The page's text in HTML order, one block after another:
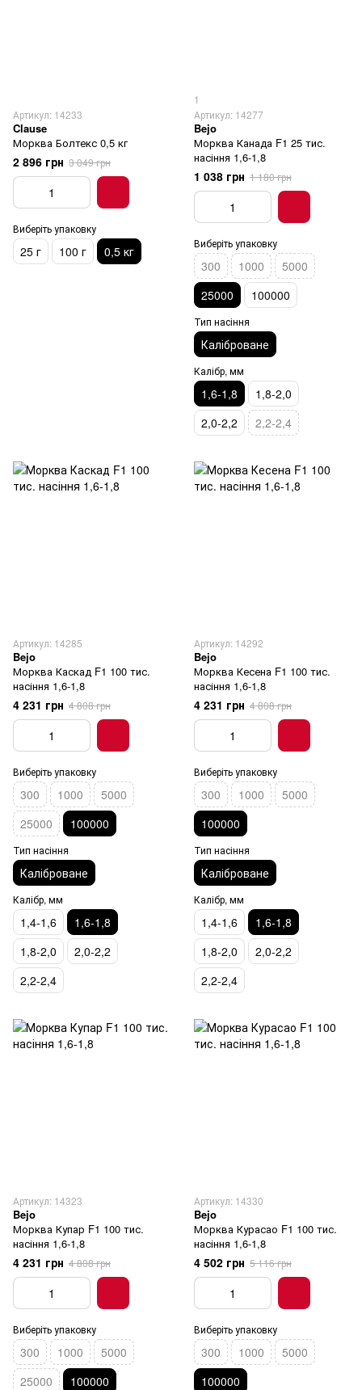
Артикул: 14233
Clause
Морква Болтекс 0,5 кг
2 896 грн 3 049 грн
Виберіть упаковку
25 г 100 г 0,5 кг
1
Артикул: 14277
Bejo
Морква Канада F1 25 тис.
насіння 1,6-1,8
1 038 грн 1 180 грн
Виберіть упаковку
300 1000
5000
25000
100000
Тип насіння
Каліброване
Калібр, мм
1,6-1,8
1,8-2,0
2,0-2,2
2,2-2,4
Артикул: 14285
Bejo
Морква Каскад F1 100 тис.
насіння 1,6-1,8
4 231 грн 4 808 грн
Виберіть упаковку
300 1000
5000
25000
100000
Тип насіння
Каліброване
Калібр, мм
1,4-1,6
1,6-1,8
1,8-2,0
2,0-2,2
2,2-2,4
Артикул: 14292
Bejo
Морква Кесена F1 100 тис.
насіння 1,6-1,8
4 231 грн 4 808 грн
Виберіть упаковку
300 1000
5000
100000
Тип насіння
Каліброване
Калібр, мм
1,4-1,6
1,6-1,8
1,8-2,0
2,0-2,2
2,2-2,4
Артикул: 14323
Bejo
Морква Купар F1 100 тис.
насіння 1,6-1,8
4 231 грн 4 808 грн
Виберіть упаковку
300 1000
5000
25000
100000
Артикул: 14330
Bejo
Морква Курасао F1 100 тис.
насіння 1,6-1,8
4 502 грн 5 116 грн
Виберіть упаковку
300 1000
5000
100000